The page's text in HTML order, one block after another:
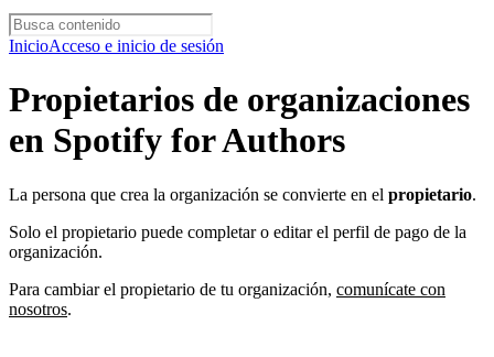
InicioAcceso e inicio de sesión
Propietarios de organizaciones
en Spotify for Authors
La persona que crea la organización se convierte en el propietario.
Solo el propietario puede completar o editar el perfil de pago de la
organización.
Para cambiar el propietario de tu organización, comunícate con
nosotros.